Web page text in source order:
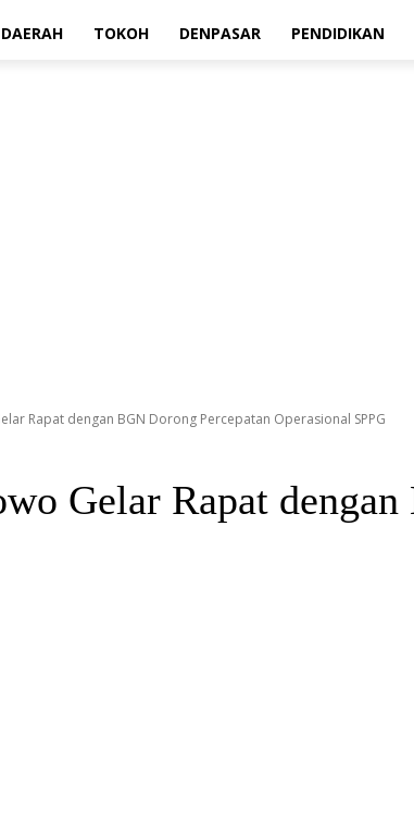
DAERAH TOKOH DENPASAR PENDIDIKAN
Rapat dengan BGN Dorong Percepatan Operasional SPPG
Gelar Rapat